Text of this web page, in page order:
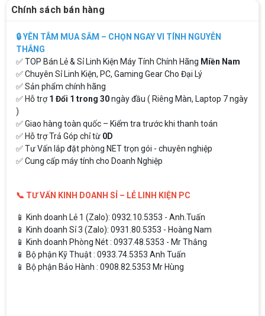
Chính sách bán hàng
🔒 YÊN TÂM MUA SẮM – CHỌN NGAY VI TÍNH NGUYỄN
THẮNG
✅ TOP Bán Lẻ & Sỉ Linh Kiện Máy Tính Chính Hãng Miền Nam
✅ Chuyên Sỉ Linh Kiện, PC, Gaming Gear Cho Đại Lý
✅ Sản phẩm chính hãng
✅ Hỗ trợ1 Đổi 1 trong 30ngày đầu ( Riêng Màn, Laptop 7 ngày
)
✅ Giao hàng toàn quốc – Kiểm tra trước khi thanh toán
✅ Hỗ trợ Trả Góp chỉ từ 0D
✅ Tư Vấn lắp đặt phòng NET trọn gói - chuyên nghiệp
✅ Cung cấp máy tính cho Doanh Nghiệp
📞 TƯ VẤN KINH DOANH SỈ – LẺ LINH KIỆN PC
📱 Kinh doanh Lẻ 1 (Zalo): 0932.10.5353 - Anh.Tuấn
📱 Kinh doanh Sỉ 3 (Zalo): 0931.80.5353 - Hoàng Nam
📱 Kinh doanh Phòng Nét : 0937.48.5353 - Mr Thắng
📱 Bộ phận Kỹ Thuật : 0933.74.5353 Anh Tuấn
📱 Bộ phận Bảo Hành : 0908.82.5353 Mr Hùng